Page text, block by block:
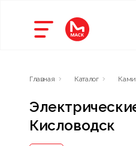
Главная Каталог
Кисловодск